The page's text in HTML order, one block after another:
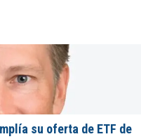
su oferta de ETF de